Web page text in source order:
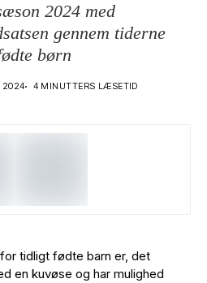
2024 med
gennem tiderne
børn
2024
4 MINUTTERS LÆSETID
tidligt fødte barn er, det
en kuvøse og har mulighed